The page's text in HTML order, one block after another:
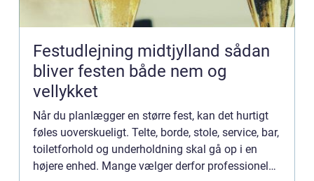
Festudlejning midtjylland sådan
bliver festen både nem og
vellykket
Når du planlægger en større fest, kan det hurtigt
føles uoverskueligt. Telte, borde, stole, service, bar,
toiletforhold og underholdning skal gå op i en
højere enhed. Mange vælger derfor professionel